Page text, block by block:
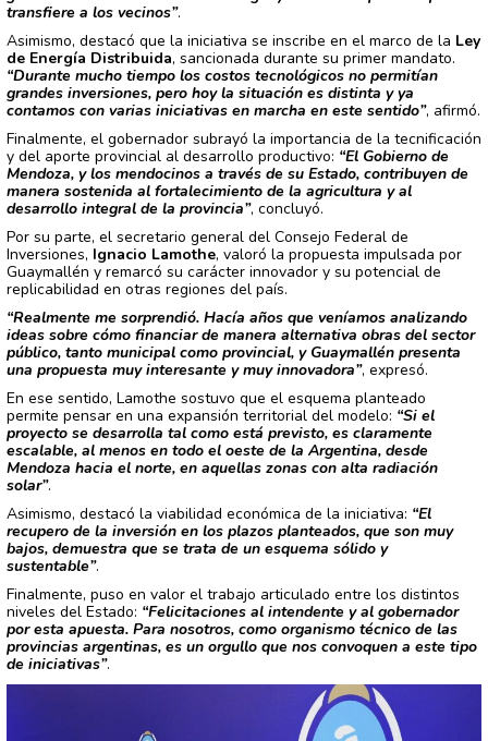
transfiere a los vecinos”.
Asimismo, destacó que la iniciativa se inscribe en el marco de la Ley
de Energía Distribuida, sancionada durante su primer mandato.
“Durante mucho tiempo los costos tecnológicos no permitían
grandes inversiones, pero hoy la situación es distinta y ya
contamos con varias iniciativas en marcha en este sentido”, afirmó.
Finalmente, el gobernador subrayó la importancia de la tecnificación
y del aporte provincial al desarrollo productivo: “El Gobierno de
Mendoza, y los mendocinos a través de su Estado, contribuyen de
manera sostenida al fortalecimiento de la agricultura y al
desarrollo integral de la provincia”, concluyó.
Por su parte, el secretario general del Consejo Federal de
Inversiones, Ignacio Lamothe, valoró la propuesta impulsada por
Guaymallén y remarcó su carácter innovador y su potencial de
replicabilidad en otras regiones del país.
“Realmente me sorprendió. Hacía años que veníamos analizando
ideas sobre cómo financiar de manera alternativa obras del sector
público, tanto municipal como provincial, y Guaymallén presenta
una propuesta muy interesante y muy innovadora”, expresó.
En ese sentido, Lamothe sostuvo que el esquema planteado
permite pensar en una expansión territorial del modelo: “Si el
proyecto se desarrolla tal como está previsto, es claramente
escalable, al menos en todo el oeste de la Argentina, desde
Mendoza hacia el norte, en aquellas zonas con alta radiación
solar”.
Asimismo, destacó la viabilidad económica de la iniciativa: “El
recupero de la inversión en los plazos planteados, que son muy
bajos, demuestra que se trata de un esquema sólido y
sustentable”.
Finalmente, puso en valor el trabajo articulado entre los distintos
niveles del Estado: “Felicitaciones al intendente y al gobernador
por esta apuesta. Para nosotros, como organismo técnico de las
provincias argentinas, es un orgullo que nos convoquen a este tipo
de iniciativas”.